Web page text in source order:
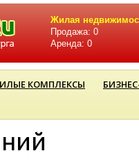
Жилая
Продажа: 0
Аренда: 0
КОМПЛЕКСЫ